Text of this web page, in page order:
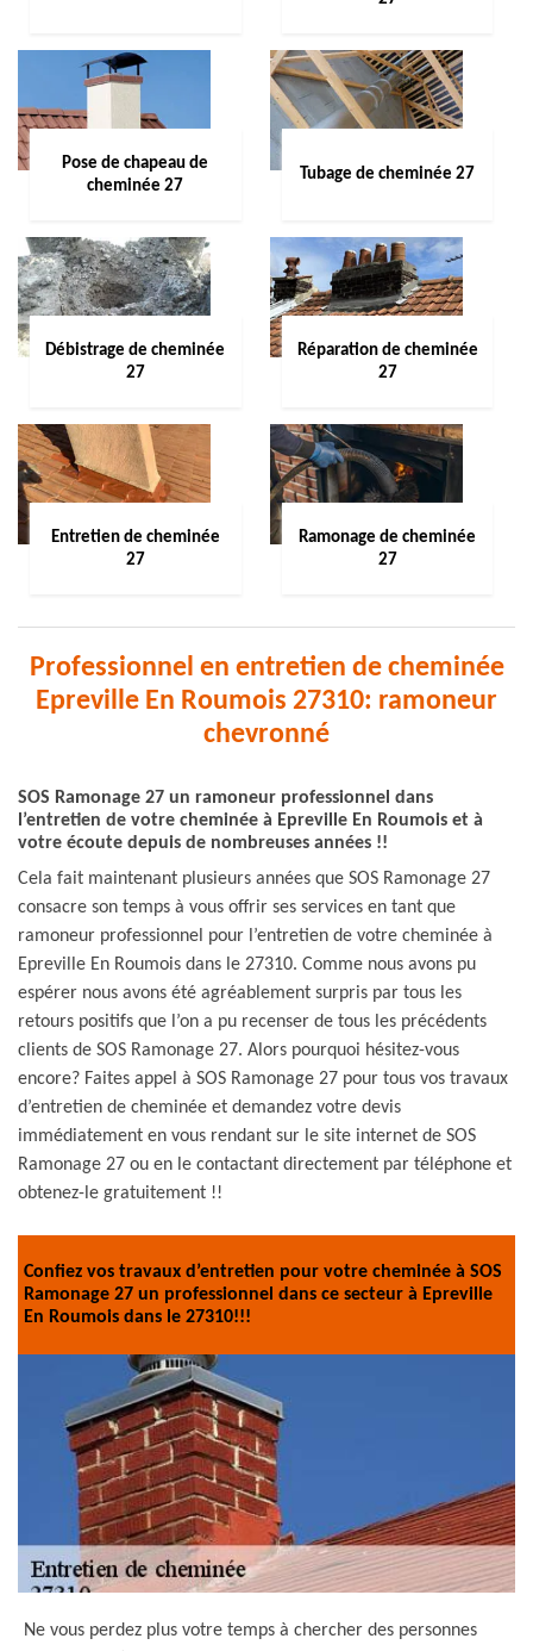
Pose de chapeau de
cheminée 27
Tubage de cheminée 27
Débistrage de cheminée
27
Réparation de cheminée
27
Entretien de cheminée
27
Ramonage de cheminée
27
Professionnel en entretien de cheminée
Epreville En Roumois 27310: ramoneur
chevronné
SOS Ramonage 27 un ramoneur professionnel dans
l’entretien de votre cheminée à Epreville En Roumois et à
votre écoute depuis de nombreuses années !!
Cela fait maintenant plusieurs années que SOS Ramonage 27
consacre son temps à vous offrir ses services en tant que
ramoneur professionnel pour l’entretien de votre cheminée à
Epreville En Roumois dans le 27310. Comme nous avons pu
espérer nous avons été agréablement surpris par tous les
retours positifs que l’on a pu recenser de tous les précédents
clients de SOS Ramonage 27. Alors pourquoi hésitez-vous
encore? Faites appel à SOS Ramonage 27 pour tous vos travaux
d’entretien de cheminée et demandez votre devis
immédiatement en vous rendant sur le site internet de SOS
Ramonage 27 ou en le contactant directement par téléphone et
obtenez-le gratuitement !!
Confiez vos travaux d’entretien pour votre cheminée à SOS
Ramonage 27 un professionnel dans ce secteur à Epreville
En Roumois dans le 27310!!!
Ne vous perdez plus votre temps à chercher des personnes